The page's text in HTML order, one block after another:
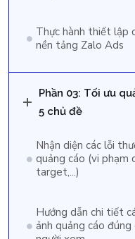
Thực hành thiết lập
nền tảng Zalo Ads
Phần 03: Tối ưu
5 chủ đề
Nhận diện các lỗi
quảng cáo (vi phạm
target,...)
Hướng dẫn chi tiết
ảnh quảng cáo